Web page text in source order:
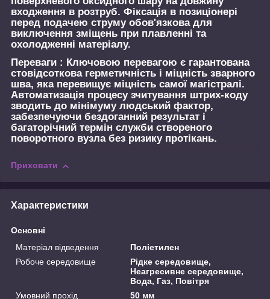
входження в розтруб. Фіксація в позиціонері
перед подачею струму обов'язкова для
виключення зміщень при плавленні та
охолодженні матеріалу.
Переваги : Ключовою перевагою є гарантована
стовідсоткова герметичність і міцність зварного
шва, яка перевищує міцність самої магістралі.
Автоматизація процесу зчитування штрих-коду
зводить до мінімуму людський фактор,
забезпечуючи бездоганний результат і
багаторічний термін служби створеного
поворотного вузла без ризику протікань.
Приховати
Характеристики
Основні
Матеріал відведення
Поліетилен
Робоче середовище
Рідке середовище,
Неагресивне середовище,
Вода, Газ, Повітря
Умовний прохід
50 мм